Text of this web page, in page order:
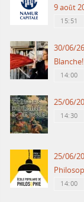
9 août
15:51
30/06/
14:00
25/06/
14:30
25/06/
14:00